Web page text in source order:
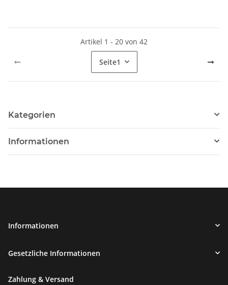
Artikel 1 - 20 von 42
Seite1
Kategorien
Informationen
Informationen
Gesetzliche Informationen
Zahlung & Versand